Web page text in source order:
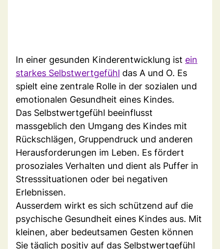
In einer gesunden Kinderentwicklung ist ein
starkes Selbstwertgefühl das A und O. Es
spielt eine zentrale Rolle in der sozialen und
emotionalen Gesundheit eines Kindes.
Das Selbstwertgefühl beeinflusst
massgeblich den Umgang des Kindes mit
Rückschlägen, Gruppendruck und anderen
Herausforderungen im Leben. Es fördert
prosoziales Verhalten und dient als Puffer in
Stresssituationen oder bei negativen
Erlebnissen.
Ausserdem wirkt es sich schützend auf die
psychische Gesundheit eines Kindes aus. Mit
kleinen, aber bedeutsamen Gesten können
Sie täglich positiv auf das Selbstwertgefühl